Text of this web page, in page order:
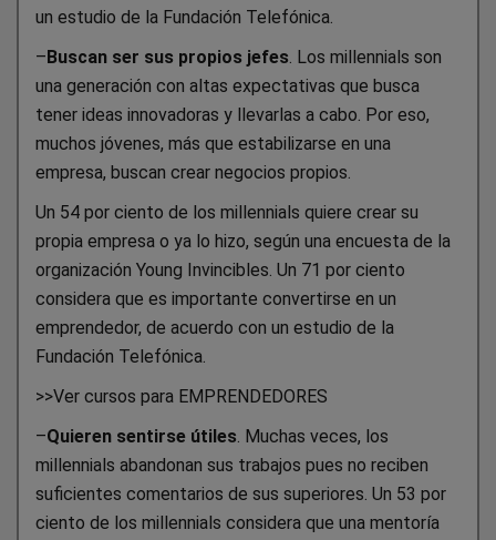
un estudio de la Fundación Telefónica.
–Buscan ser sus propios jefes . Los millennials son
una generación con altas expectativas que busca
tener ideas innovadoras y llevarlas a cabo. Por eso,
muchos jóvenes, más que estabilizarse en una
empresa, buscan crear negocios propios.
Un 54 por ciento de los millennials quiere crear su
propia empresa o ya lo hizo, según una encuesta de la
organización Young Invincibles. Un 71 por ciento
considera que es importante convertirse en un
emprendedor, de acuerdo con un estudio de la
Fundación Telefónica.
>>Ver cursos para EMPRENDEDORES
–Quieren sentirse útiles . Muchas veces, los
millennials abandonan sus trabajos pues no reciben
suficientes comentarios de sus superiores. Un 53 por
ciento de los millennials considera que una mentoría